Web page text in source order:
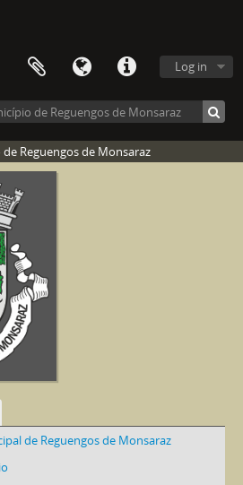
Log in
Reguengos de Monsaraz
de Reguengos de Monsaraz